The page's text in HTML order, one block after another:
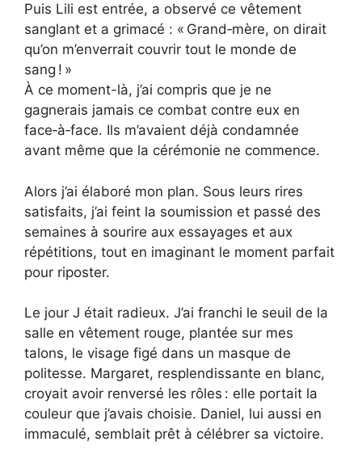
Puis Lili est entrée, a observé ce vêtement
sanglant et a grimacé : « Grand‑mère, on dirait
qu’on m’enverrait couvrir tout le monde de
sang ! »
À ce moment-là, j’ai compris que je ne
gagnerais jamais ce combat contre eux en
face‑à‑face. Ils m’avaient déjà condamnée
avant même que la cérémonie ne commence.
Alors j’ai élaboré mon plan. Sous leurs rires
satisfaits, j’ai feint la soumission et passé des
semaines à sourire aux essayages et aux
répétitions, tout en imaginant le moment parfait
pour riposter.
Le jour J était radieux. J’ai franchi le seuil de la
salle en vêtement rouge, plantée sur mes
talons, le visage figé dans un masque de
politesse. Margaret, resplendissante en blanc,
croyait avoir renversé les rôles : elle portait la
couleur que j’avais choisie. Daniel, lui aussi en
immaculé, semblait prêt à célébrer sa victoire.